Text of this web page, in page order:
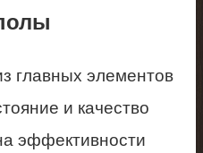
главных элементов
и качество
эффективности